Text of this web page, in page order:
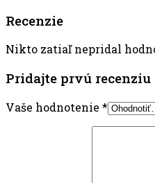
Recenzie
Nikto zatiaľ nepridal
Pridajte prvú recenziu
Vaše hodnotenie *